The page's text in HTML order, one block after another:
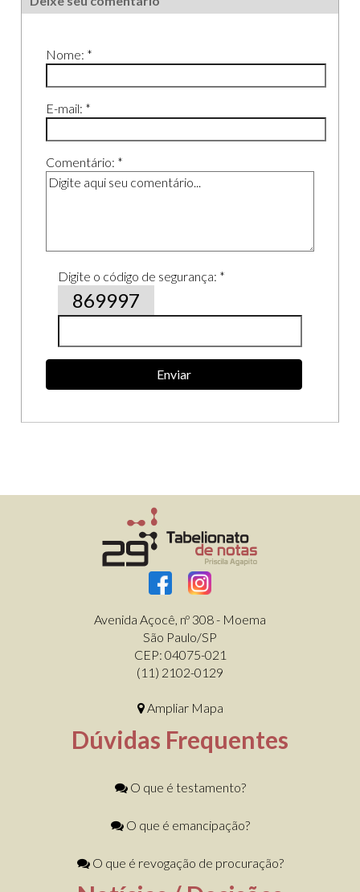
Nome: *
E-mail: *
Comentário: *
Digite o código de segurança: *
869997
Enviar
Avenida Açocê, nº 308 - Moema
São Paulo/SP
CEP: 04075-021
(11) 2102-0129
Ampliar Mapa
Dúvidas Frequentes
O que é testamento?
O que é emancipação?
O que é revogação de procuração?